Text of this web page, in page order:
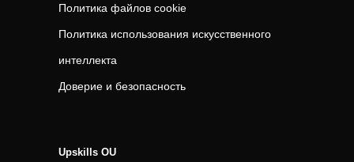
Политика файлов cookie
Политика использования искусственного
интеллекта
Доверие и безопасность
Upskills OU